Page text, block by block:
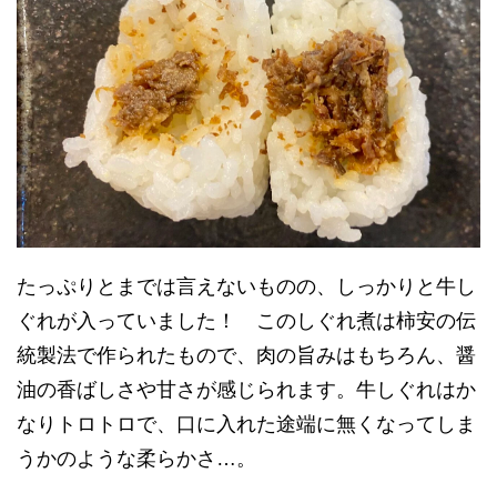
たっぷりとまでは言えないものの、しっかりと牛し
ぐれが入っていました！ このしぐれ煮は柿安の伝
統製法で作られたもので、肉の旨みはもちろん、醤
油の香ばしさや甘さが感じられます。牛しぐれはか
なりトロトロで、口に入れた途端に無くなってしま
うかのような柔らかさ…。